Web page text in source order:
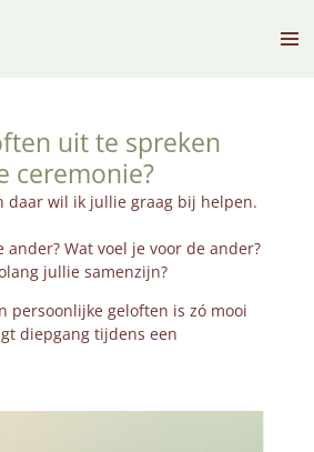
uit te spreken
ceremonie?
daar wil ik jullie graag bij helpen.
ander? Wat voel je voor de ander?
jullie samenzijn?
persoonlijke geloften is zó mooi
diepgang tijdens een